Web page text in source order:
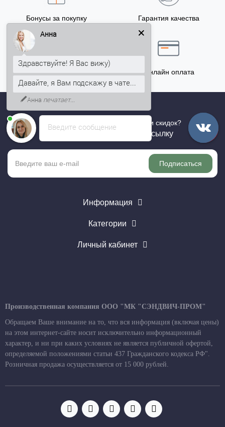
Бонусы за покупку
Гарантия качества
Точный расчёт Онлайн оплата
Хотите быть в курсе всех акций и скидок?
Подпишитесь на нашу рассылку
Подписаться
Информация
Категории
Личный кабинет
Производственная компания ООО "МК "СЭНДВИЧ-ПРОМ"
Обращаем Ваше внимание на то, что вся информация (включая цены)
на этом интернет-сайте носит исключительно информационный
характер, и ни при каких условиях не является публичной офертой,
определяемой положениями статьи 437 Гражданского кодекса РФ".
Розничная продажа осуществляется от 15 000 рублей.
Введите сообщение
Анна
Здравствуйте! Я Вас вижу)
Давайте, я Вам подскажу в чате...
Анна печатает...